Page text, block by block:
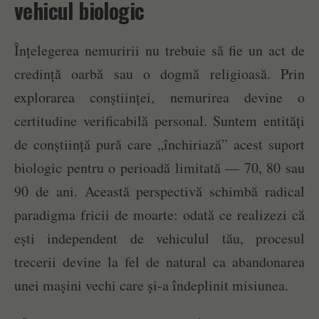
vehicul biologic
Înțelegerea nemuririi nu trebuie să fie un act de
credință oarbă sau o dogmă religioasă. Prin
explorarea conștiinței, nemurirea devine o
certitudine verificabilă personal. Suntem entități
de conștiință pură care „închiriază” acest suport
biologic pentru o perioadă limitată — 70, 80 sau
90 de ani. Această perspectivă schimbă radical
paradigma fricii de moarte: odată ce realizezi că
ești independent de vehiculul tău, procesul
trecerii devine la fel de natural ca abandonarea
unei mașini vechi care și-a îndeplinit misiunea.